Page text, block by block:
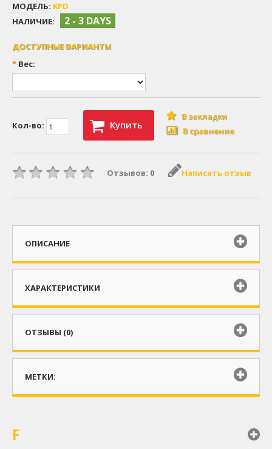
МОДЕЛЬ: KPD
НАЛИЧИЕ:
2 - 3 DAYS
ДОСТУПНЫЕ ВАРИАНТЫ
* Вес:
Кол-во: Купить
В закладки
В сравнение
Отзывов: 0 Написать отзыв
ОПИСАНИЕ
ХАРАКТЕРИСТИКИ
ОТЗЫВЫ (0)
МЕТКИ:
F